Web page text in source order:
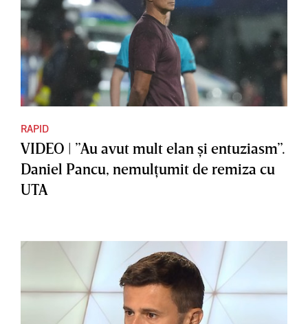
RAPID
VIDEO | ”Au avut mult elan şi entuziasm”.
Daniel Pancu, nemulţumit de remiza cu
UTA